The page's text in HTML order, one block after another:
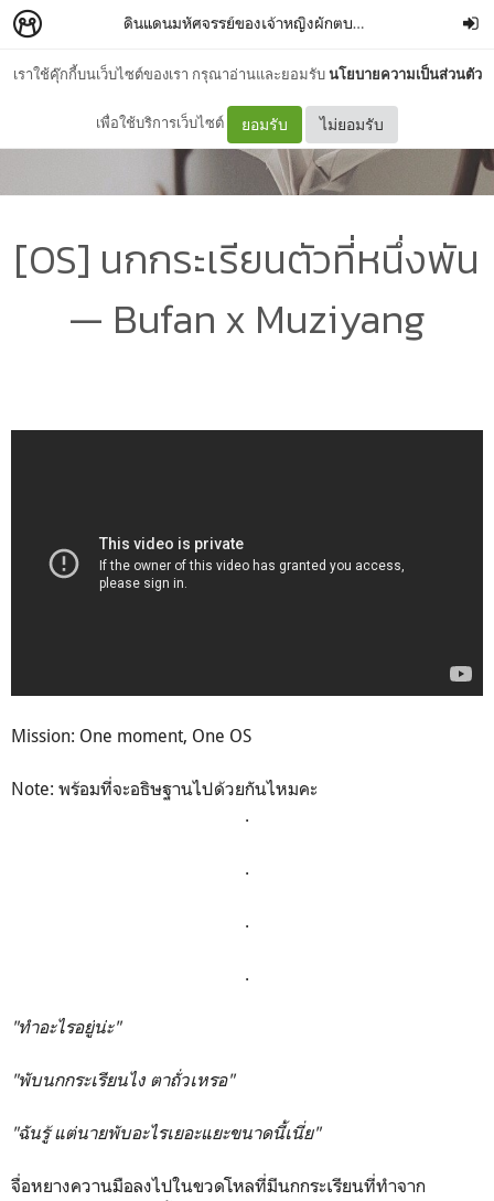
เราใช้คุ๊กกี้บนเว็บไซต์ของเรา กรุณาอ่านและยอมรับนโยบายความเป็นส่วนตัว
เพื่อใช้บริการเว็บไซต์ ยอมรับ ไม่ยอมรับ
ดินแดนมหัศจรรย์ของเจ้าหญิงผักตบ。
[OS] นกกระเรียนตัวที่หนึ่งพัน
— Bufan x Muziyang
Mission: One moment, One OS
Note: พร้อมที่จะอธิษฐานไปด้วยกันไหมคะ
.
.
.
.
"ทำอะไรอยู่น่ะ"
"พับนกกระเรียนไง ตาถั่วเหรอ"
"ฉันรู้ แต่นายพับอะไรเยอะแยะขนาดนี้เนี่ย"
จื่อหยางควานมือลงไปในขวดโหลที่มีนกกระเรียนที่ทำจาก